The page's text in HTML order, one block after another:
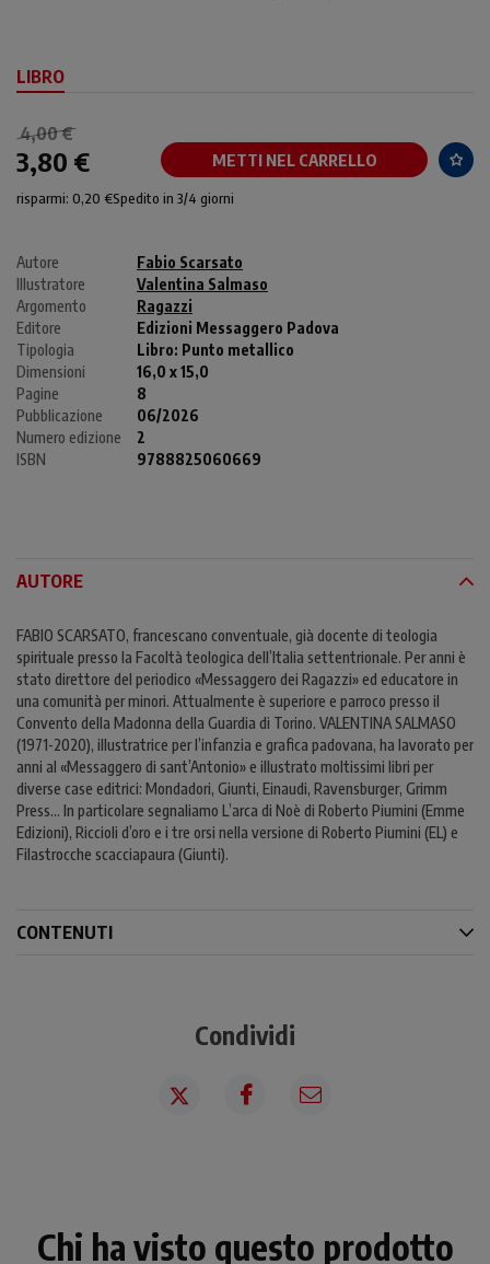
LIBRO
4,00 €
3,80 € METTI NEL CARRELLO
risparmi: 0,20 €Spedito in 3/4 giorni
Autore
Fabio Scarsato
Illustratore
Valentina Salmaso
Argomento
Ragazzi
Editore
Edizioni Messaggero Padova
Tipologia
Libro: Punto metallico
Dimensioni
16,0 x 15,0
Pagine
8
Pubblicazione
06/2026
Numero edizione
2
ISBN
9788825060669
AUTORE
FABIO SCARSATO, francescano conventuale, già docente di teologia
spirituale presso la Facoltà teologica dell’Italia settentrionale. Per anni è
stato direttore del periodico «Messaggero dei Ragazzi» ed educatore in
una comunità per minori. Attualmente è superiore e parroco presso il
Convento della Madonna della Guardia di Torino. VALENTINA SALMASO
(1971-2020), illustratrice per l’infanzia e grafica padovana, ha lavorato per
anni al «Messaggero di sant’Antonio» e illustrato moltissimi libri per
diverse case editrici: Mondadori, Giunti, Einaudi, Ravensburger, Grimm
Press… In particolare segnaliamo L’arca di Noè di Roberto Piumini (Emme
Edizioni), Riccioli d’oro e i tre orsi nella versione di Roberto Piumini (EL) e
Filastrocche scacciapaura (Giunti).
CONTENUTI
Condividi
Chi ha visto questo prodotto